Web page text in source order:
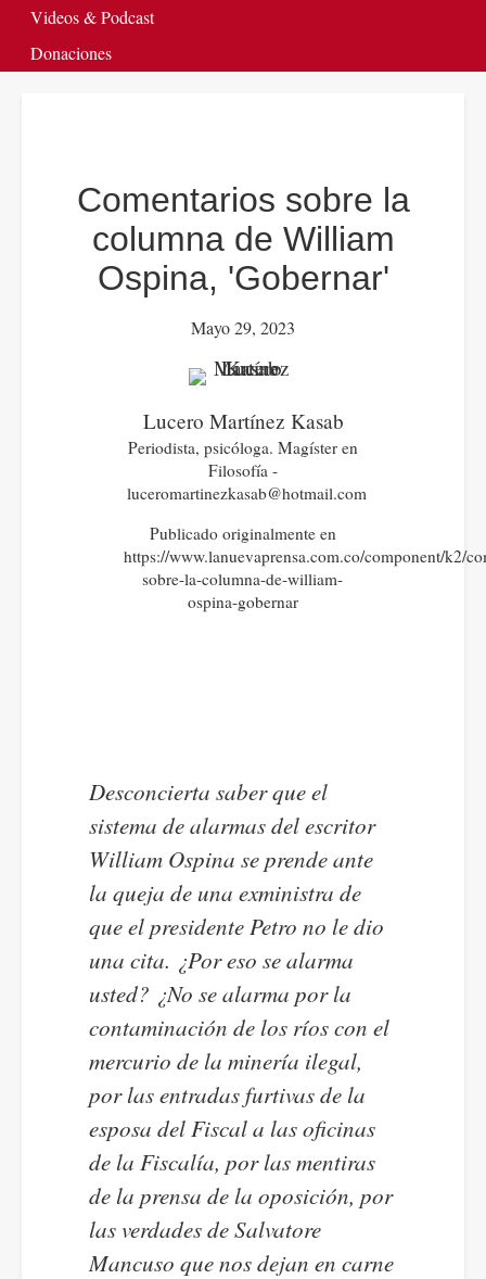
Videos & Podcast
Donaciones
Comentarios sobre la
columna de William
Ospina, 'Gobernar'
Mayo 29, 2023
Lucero Martínez Kasab
Periodista, psicóloga. Magíster en
Filosofía -
luceromartinezkasab@hotmail.com
Publicado originalmente en
https://www.lanuevaprensa.com.co/component/k2/
sobre-la-columna-de-william-
ospina-gobernar
Desconcierta saber que el
sistema de alarmas del escritor
William Ospina se prende ante
la queja de una exministra de
que el presidente Petro no le dio
una cita. ¿Por eso se alarma
usted? ¿No se alarma por la
contaminación de los ríos con el
mercurio de la minería ilegal,
por las entradas furtivas de la
esposa del Fiscal a las oficinas
de la Fiscalía, por las mentiras
de la prensa de la oposición, por
las verdades de Salvatore
Mancuso que nos dejan en carne